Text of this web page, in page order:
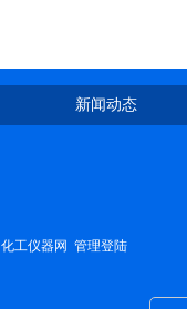
新闻动态
化工仪器网 管理登陆